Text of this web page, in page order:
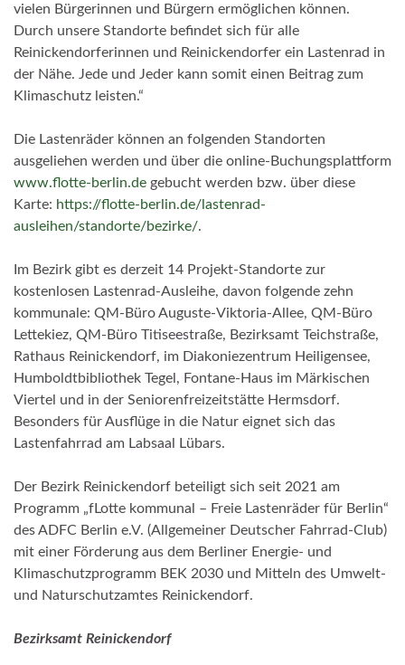
vielen Bürgerinnen und Bürgern ermöglichen können.
Durch unsere Standorte befindet sich für alle
Reinickendorferinnen und Reinickendorfer ein Lastenrad in
der Nähe. Jede und Jeder kann somit einen Beitrag zum
Klimaschutz leisten.“
Die Lastenräder können an folgenden Standorten
ausgeliehen werden und über die online-Buchungsplattform
www.flotte-berlin.de gebucht werden bzw. über diese
Karte: https://flotte-berlin.de/lastenrad-
ausleihen/standorte/bezirke/.
Im Bezirk gibt es derzeit 14 Projekt-Standorte zur
kostenlosen Lastenrad-Ausleihe, davon folgende zehn
kommunale: QM-Büro Auguste-Viktoria-Allee, QM-Büro
Lettekiez, QM-Büro Titiseestraße, Bezirksamt Teichstraße,
Rathaus Reinickendorf, im Diakoniezentrum Heiligensee,
Humboldtbibliothek Tegel, Fontane-Haus im Märkischen
Viertel und in der Seniorenfreizeitstätte Hermsdorf.
Besonders für Ausflüge in die Natur eignet sich das
Lastenfahrrad am Labsaal Lübars.
Der Bezirk Reinickendorf beteiligt sich seit 2021 am
Programm „fLotte kommunal – Freie Lastenräder für Berlin“
des ADFC Berlin e.V. (Allgemeiner Deutscher Fahrrad-Club)
mit einer Förderung aus dem Berliner Energie- und
Klimaschutzprogramm BEK 2030 und Mitteln des Umwelt-
und Naturschutzamtes Reinickendorf.
Bezirksamt Reinickendorf